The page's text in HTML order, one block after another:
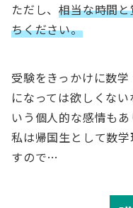
ただし、相当な時間
ちください。
受験をきっかけに数
になっては欲しくな
いう個人的な感情もあ
私は帰国生として数
すので…